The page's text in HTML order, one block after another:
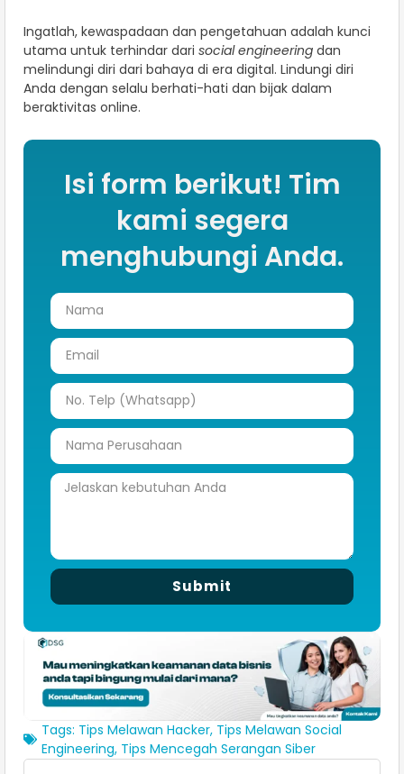
Ingatlah, kewaspadaan dan pengetahuan adalah kunci
utama untuk terhindar dari social engineering dan
melindungi diri dari bahaya di era digital. Lindungi diri
Anda dengan selalu berhati-hati dan bijak dalam
beraktivitas online.
Isi form berikut! Tim
kami segera
menghubungi Anda.
Submit
Tags: Tips Melawan Hacker, Tips Melawan Social
Engineering, Tips Mencegah Serangan Siber